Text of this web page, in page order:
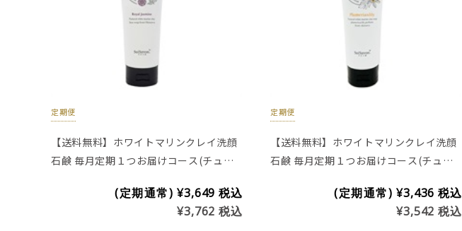
定期便
【送料無料】ホワイトマリンクレイ洗顔
石鹸 毎月定期１つお届けコース(チュー
(定期通常) ¥3,649税込
¥3,762税込
定期便
【送料無料】ホワイトマリンクレイ洗顔
石鹸 毎月定期１つお届けコース(チュー
(定期通常) ¥3,436税込
¥3,542税込